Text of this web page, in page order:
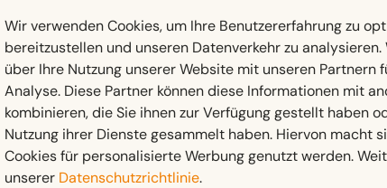
Schlafzimmer
Einzelbetten: 6
Einzelbettdecken und Kissen
Schlafzimmer unten: 2
Schlafboden
Zugänglichkeit
Ebenerdig
Treppenstufen zur
Zeig mehr ↓
Wir verwenden Cookies, um Ihre Benutzererfahrung zu
bereitzustellen und unseren Datenverkehr zu
über Ihre Nutzung unserer Website mit unseren Partnern
Analyse. Diese Partner können diese Informationen mit
kombinieren, die Sie ihnen zur Verfügung gestellt haben
Nutzung ihrer Dienste gesammelt haben. Hiervon macht
Cookies für personalisierte Werbung genutzt werden.
unserer Datenschutzrichtlinie.